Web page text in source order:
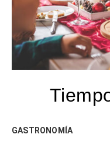
GASTRONOMÍA